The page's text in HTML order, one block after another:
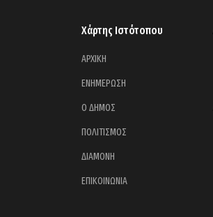
Χάρτης Ιστότοπου
ΑΡΧΙΚΗ
ΕΝΗΜΕΡΩΣΗ
Ο ΔΗΜΟΣ
ΠΟΛΙΤΙΣΜΟΣ
ΔΙΑΜΟΝΗ
ΕΠΙΚΟΙΝΩΝΙΑ